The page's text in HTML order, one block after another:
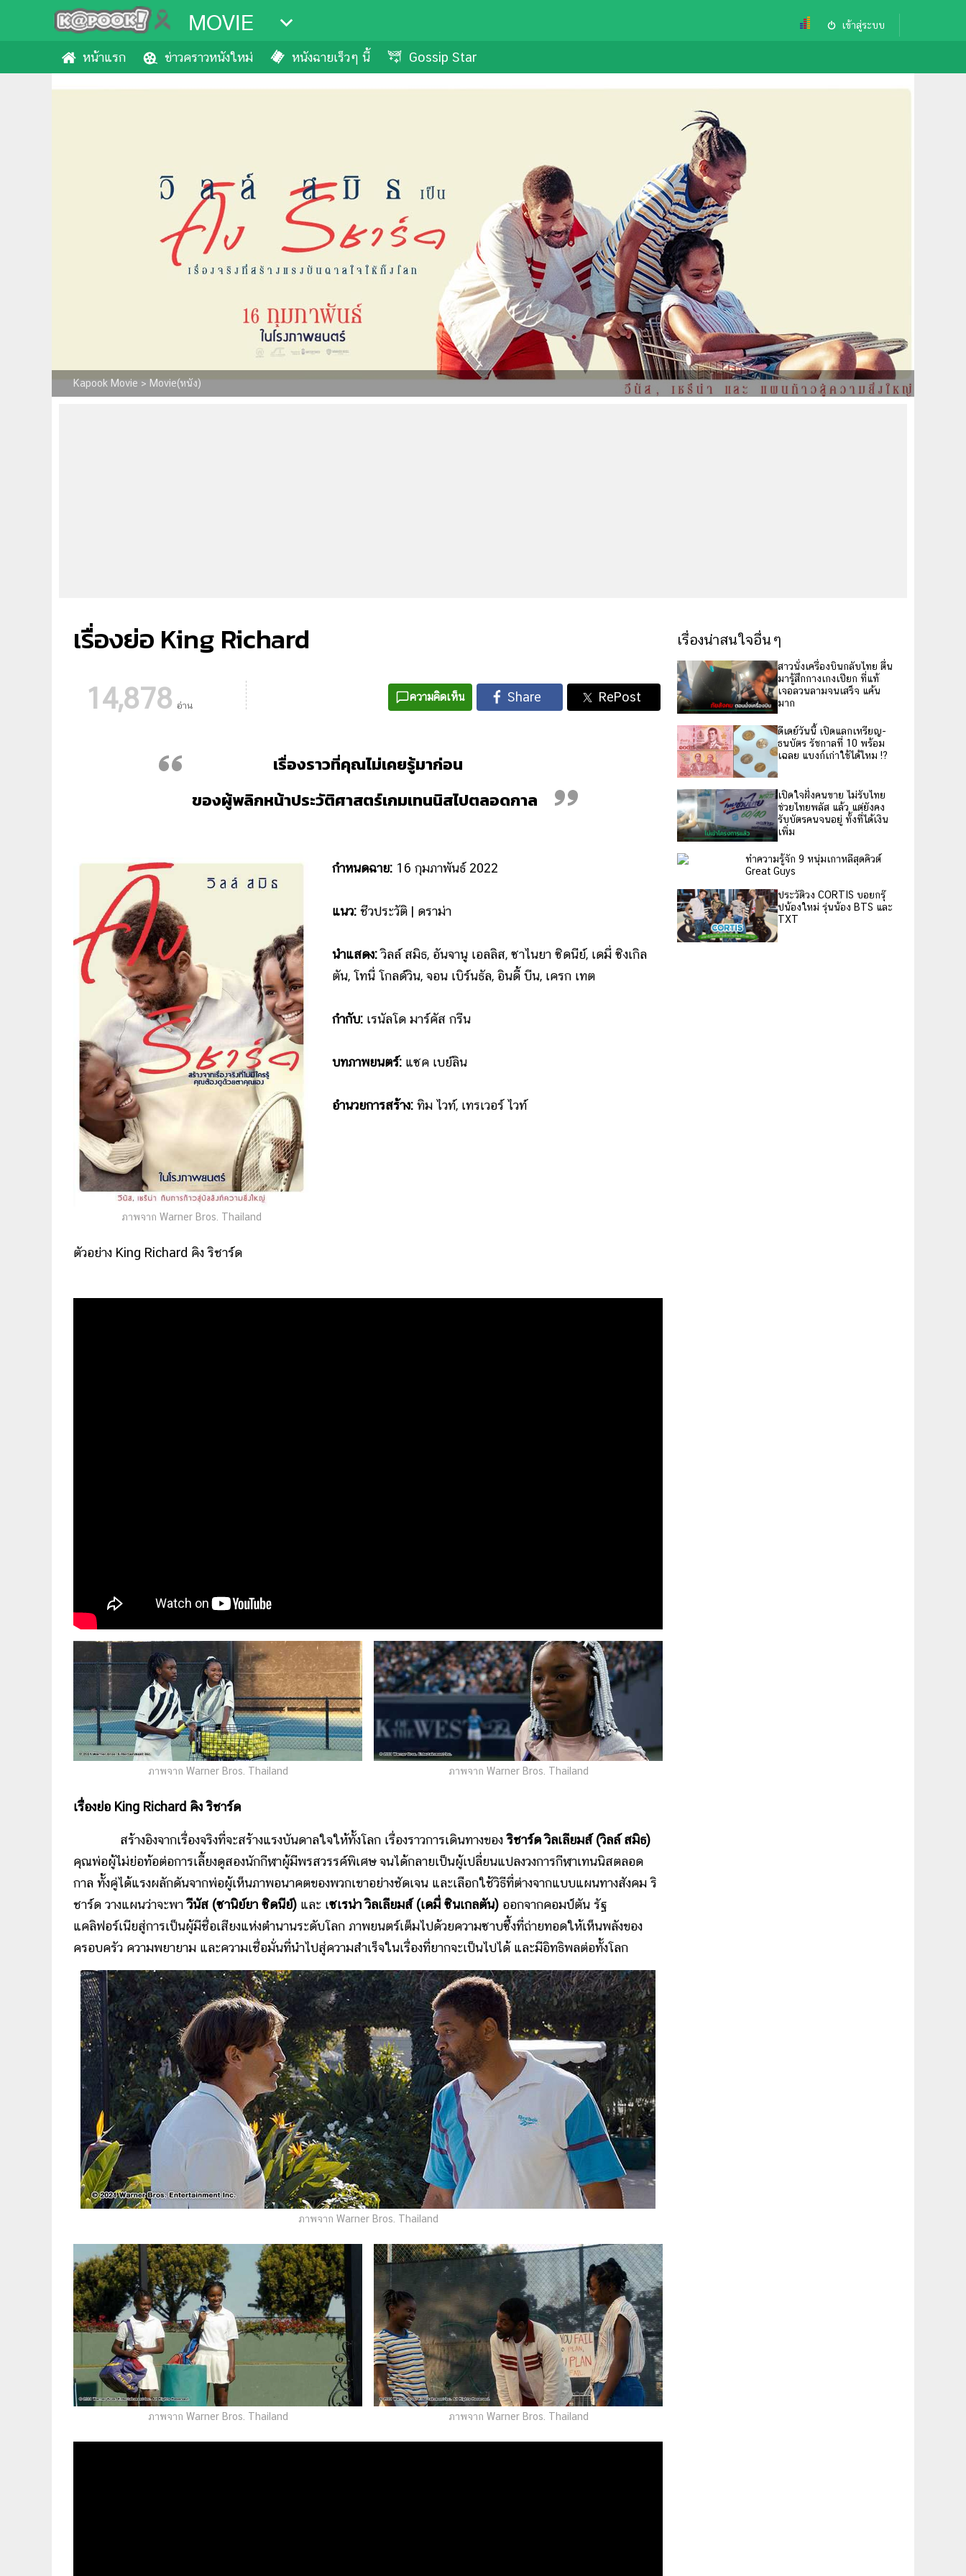
MOVIE เข้าสู่ระบบ
หน้าแรก ข่าวคราวหนังใหม่ หนังฉายเร็วๆ นี้ Gossip Star
Kapook Movie > Movie(หนัง)
เรื่องย่อ King Richard
14,878 อ่าน
ความคิดเห็น
เรื่องราวที่คุณไม่เคยรู้มาก่อน
ของผู้พลิกหน้าประวัติศาสตร์เกมเทนนิสไปตลอดกาล
ภาพจาก Warner Bros. Thailand
กำหนดฉาย: 16 กุมภาพันธ์ 2022
แนว: ชีวประวัติ | ดราม่า
นำแสดง:วิลล์ สมิธ, อันจานู เอลลิส, ซาไนยา ซิดนีย์, เดมี่ ซิงเกิล
ตัน, โทนี่ โกลด์วิน, จอน เบิร์นธัล, อินดี้ บีน, เครก เทต
กำกับ: เรนัลโด มาร์คัส กรีน
บทภาพยนตร์: แซค เบย์ลิน
อำนวยการสร้าง: ทิม ไวท์, เทรเวอร์ ไวท์
ตัวอย่าง King Richard คิง ริชาร์ด
ภาพจาก Warner Bros. Thailand ภาพจาก Warner Bros. Thailand
เรื่องย่อ King Richard คิง ริชาร์ด
สร้างอิงจากเรื่องจริงที่จะสร้างแรงบันดาลใจให้ทั้งโลก เรื่องราวการเดินทางของริชาร์ด วิลเลียมส์ (วิลล์ สมิธ)
คุณพ่อผู้ไม่ย่อท้อต่อการเลี้ยงดูสองนักกีฬาผู้มีพรสวรรค์พิเศษ จนได้กลายเป็นผู้เปลี่ยนแปลงวงการกีฬาเทนนิสตลอด
กาล ทั้งคู่ได้แรงผลักดันจากพ่อผู้เห็นภาพอนาคตของพวกเขาอย่างชัดเจน และเลือกใช้วิธีที่ต่างจากแบบแผนทางสังคม ริ
ชาร์ด วางแผนว่าจะพาวีนัส (ซานิย์ยา ซิดนีย์) และ เซเรน่า วิลเลียมส์ (เดมี่ ซินเกลตัน) ออกจากคอมป์ตัน รัฐ
แคลิฟอร์เนียสู่การเป็นผู้มีชื่อเสียงแห่งตำนานระดับโลก ภาพยนตร์เต็มไปด้วยความซาบซึ้งที่ถ่ายทอดให้เห็นพลังของ
ครอบครัว ความพยายาม และความเชื่อมั่นที่นำไปสู่ความสำเร็จในเรื่องที่ยากจะเป็นไปได้ และมีอิทธิพลต่อทั้งโลก
ภาพจาก Warner Bros. Thailand
ภาพจาก Warner Bros. Thailand ภาพจาก Warner Bros. Thailand
เรื่องน่าสนใจอื่นๆ
สาวนั่งเครื่องบินกลับไทย ตื่น
มารู้สึกกางเกงเปียก ที่แท้
เจอลวนลามจนเสร็จ แค้น
มาก
ดีเดย์วันนี้ เปิดแลกเหรียญ-
ธนบัตร รัชกาลที่ 10 พร้อม
เฉลย แบงก์เก่าใช้ได้ไหม !?
เปิดใจฝั่งคนขาย ไม่รับไทย
ช่วยไทยพลัส แล้ว แต่ยังคง
รับบัตรคนจนอยู่ ทั้งที่ได้เงิน
เพิ่ม
ทำความรู้จัก 9 หนุ่มเกาหลีสุดคิวต์
Great Guys
ประวัติวง CORTIS บอยกรุ๊
ปน้องใหม่ รุ่นน้อง BTS และ
TXT